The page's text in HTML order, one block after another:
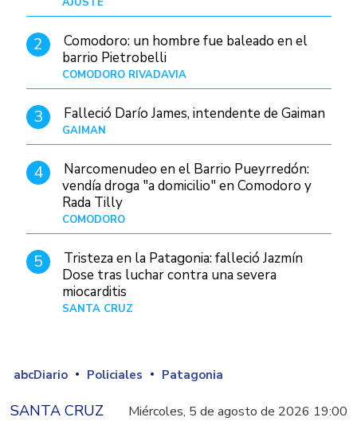
2
Comodoro: un hombre fue baleado en el
barrio Pietrobelli
COMODORO RIVADAVIA
3 Falleció Darío James, intendente de Gaiman
GAIMAN
4
Narcomenudeo en el Barrio Pueyrredón:
vendía droga "a domicilio" en Comodoro y
Rada Tilly
COMODORO
5
Tristeza en la Patagonia: falleció Jazmín
Dose tras luchar contra una severa
miocarditis
SANTA CRUZ
abcDiario Policiales Patagonia
SANTA CRUZ Miércoles, 5 de agosto de 2026 19:00